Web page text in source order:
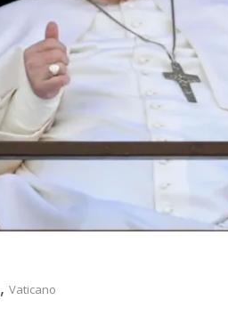
, Vaticano